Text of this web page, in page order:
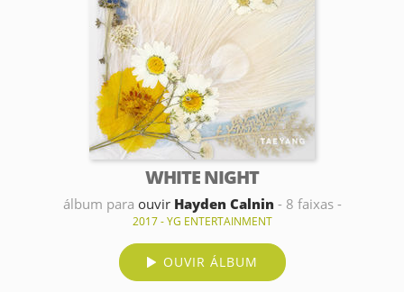
WHITE NIGHT
álbum para ouvir Hayden Calnin - 8 faixas -
2017 - YG ENTERTAINMENT
OUVIR ÁLBUM